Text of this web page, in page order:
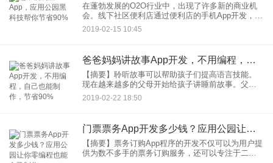
在蓬勃发展的O2O行业中，出现了许多新的商业机
会。线下社区便利店通过便利店的手机App开发，将
线上和线下运营模式结合起来，使亲民、便利店的
应用更符合用户的消费场景。手机App通过整合传统
2019-02-15 10:45
爸爸妈妈讲故事App开发，不用编程，自己也能制作，节省90%
【摘要】聆听故事可以帮助孩子们提高语言技能。
现在越来越多的父母开始给孩子讲睡前故事。父母
讲故事App程序开发为家长提供高质量的儿童故事，
帮助他们的孩子入睡。听力是改善儿童语言表达和
2019-02-22 18:50
门票票务App开发多少钱？应用公园让你零编程也能自己制作
【摘要】票务订购App程序的开发不仅可以为用户提
供为数不多手的票务订购服务，还可以专注于二级